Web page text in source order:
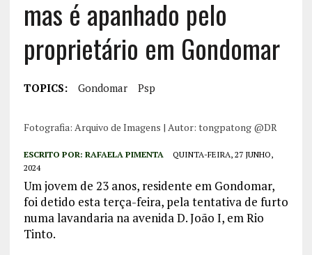
mas é apanhado pelo
proprietário em Gondomar
TOPICS: Gondomar Psp
Fotografia: Arquivo de Imagens | Autor: tongpatong @DR
ESCRITO POR: RAFAELA PIMENTA
QUINTA-FEIRA, 27 JUNHO,
2024
Um jovem de 23 anos, residente em Gondomar,
foi detido esta terça-feira, pela tentativa de furto
numa lavandaria na avenida D. João I, em Rio
Tinto.